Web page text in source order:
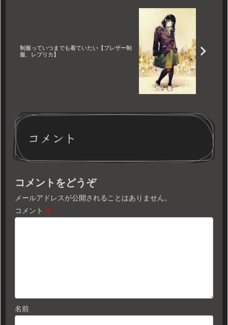
制服っていつまでも着ていたい【ブレザー制
服、レプリカ】
コメント
コメントをどうぞ
メールアドレスが公開されることはありません。
コメント ※
名前